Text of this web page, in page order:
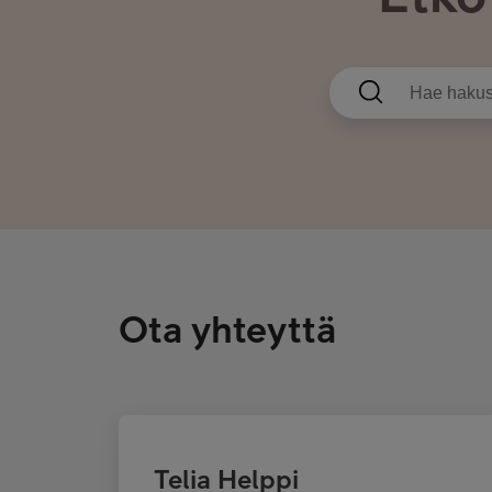
Ota yhteyttä
Telia Helppi